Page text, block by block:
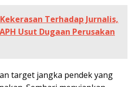
Terhadap Jurnalis,
Usut Dugaan Perusakan
target jangka pendek yang